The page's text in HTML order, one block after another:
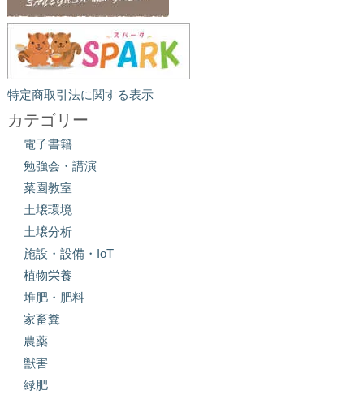
特定商取引法に関する表示
カテゴリー
電子書籍
勉強会・講演
菜園教室
土壌環境
土壌分析
施設・設備・IoT
植物栄養
堆肥・肥料
家畜糞
農薬
獣害
緑肥